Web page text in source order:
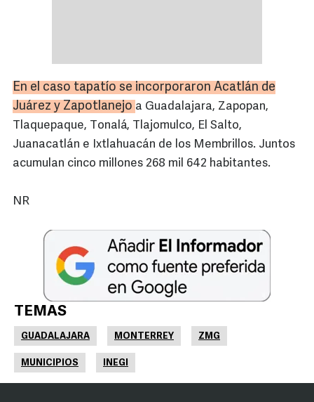
En el caso tapatío se incorporaron Acatlán de
Juárez y Zapotlanejo a Guadalajara, Zapopan,
Tlaquepaque, Tonalá, Tlajomulco, El Salto,
Juanacatlán e Ixtlahuacán de los Membrillos. Juntos
acumulan cinco millones 268 mil 642 habitantes.
NR
TEMAS
GUADALAJARA MONTERREY ZMG
MUNICIPIOS INEGI